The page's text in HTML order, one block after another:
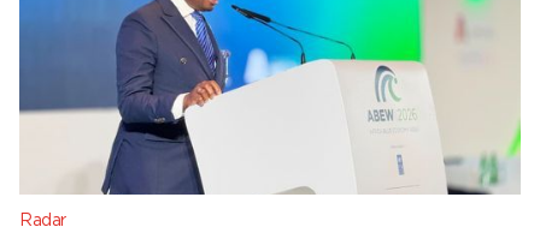
Radar